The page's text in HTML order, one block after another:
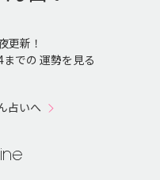
更新！
での 運勢を見る
占いへ